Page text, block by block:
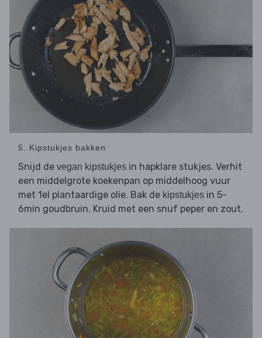
5. Kipstukjes bakken
Snijd de vegan kipstukjes in hapklare stukjes. Verhit
een middelgrote koekenpan op middelhoog vuur
met 1el plantaardige olie. Bak de kipstukjes in 5-
6min goudbruin. Kruid met een snuf peper en zout.